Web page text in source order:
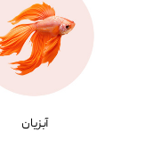
آبزیان